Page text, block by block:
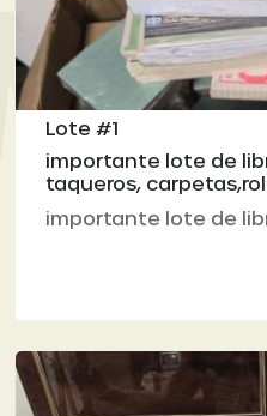
Lote #1
importante lote de
taqueros,
importante lote de